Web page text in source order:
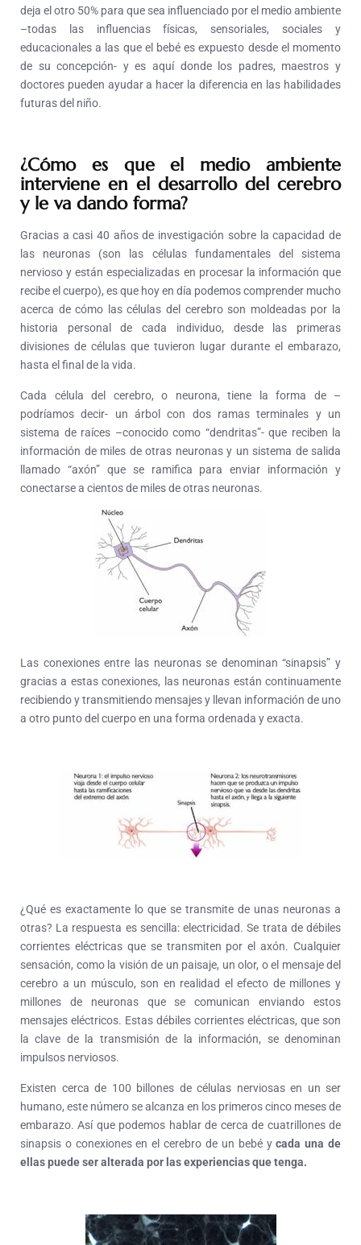
deja el otro 50% para que sea influenciado por el medio ambiente
–todas las influencias físicas, sensoriales, sociales y
educacionales a las que el bebé es expuesto desde el momento
de su concepción- y es aquí donde los padres, maestros y
doctores pueden ayudar a hacer la diferencia en las habilidades
futuras del niño.
¿Cómo es que el medio ambiente
interviene en el desarrollo del cerebro
y le va dando forma?
Gracias a casi 40 años de investigación sobre la capacidad de
las neuronas (son las células fundamentales del sistema
nervioso y están especializadas en procesar la información que
recibe el cuerpo), es que hoy en día podemos comprender mucho
acerca de cómo las células del cerebro son moldeadas por la
historia personal de cada individuo, desde las primeras
divisiones de células que tuvieron lugar durante el embarazo,
hasta el final de la vida.
Cada célula del cerebro, o neurona, tiene la forma de –
podríamos decir- un árbol con dos ramas terminales y un
sistema de raíces –conocido como “dendritas”- que reciben la
información de miles de otras neuronas y un sistema de salida
llamado “axón” que se ramifica para enviar información y
conectarse a cientos de miles de otras neuronas.
Las conexiones entre las neuronas se denominan “sinapsis” y
gracias a estas conexiones, las neuronas están continuamente
recibiendo y transmitiendo mensajes y llevan información de uno
a otro punto del cuerpo en una forma ordenada y exacta.
¿Qué es exactamente lo que se transmite de unas neuronas a
otras? La respuesta es sencilla: electricidad. Se trata de débiles
corrientes eléctricas que se transmiten por el axón. Cualquier
sensación, como la visión de un paisaje, un olor, o el mensaje del
cerebro a un músculo, son en realidad el efecto de millones y
millones de neuronas que se comunican enviando estos
mensajes eléctricos. Estas débiles corrientes eléctricas, que son
la clave de la transmisión de la información, se denominan
impulsos nerviosos.
Existen cerca de 100 billones de células nerviosas en un ser
humano, este número se alcanza en los primeros cinco meses de
embarazo. Así que podemos hablar de cerca de cuatrillones de
sinapsis o conexiones en el cerebro de un bebé ycada una de
ellas puede ser alterada por las experiencias que tenga.